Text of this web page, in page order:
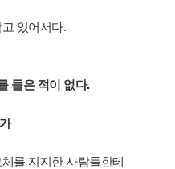
있어서다.
들은 적이 없다.
를 지지한 사람들한테